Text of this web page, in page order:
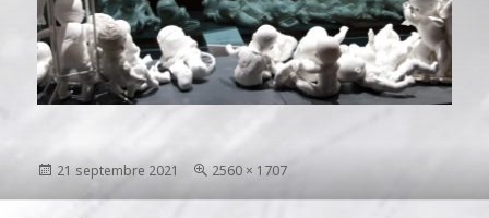
Publié
21 septembre 2021
Taille
2560 × 1707